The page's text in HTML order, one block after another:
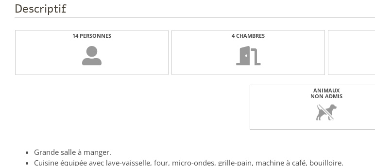
Descriptif
14 PERSONNES 4 CHAMBRES
ANIMAUX
NON ADMIS
Grande salle à manger.
Cuisine équipée avec lave-vaisselle, four, micro-ondes, grille-pain, machine à café, bouilloire.